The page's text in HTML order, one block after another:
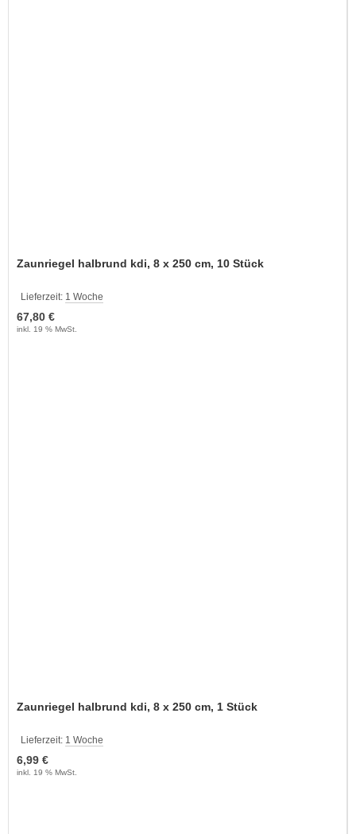
Zaunriegel halbrund kdi, 8 x 250 cm, 10 Stück
Lieferzeit: 1 Woche
67,80 €
inkl. 19 % MwSt.
Zaunriegel halbrund kdi, 8 x 250 cm, 1 Stück
Lieferzeit: 1 Woche
6,99 €
inkl. 19 % MwSt.